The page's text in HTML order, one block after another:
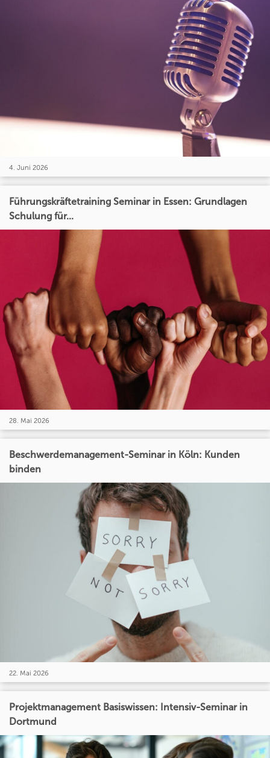
4. Juni 2026
Führungskräftetraining Seminar in Essen: Grundlagen
Schulung für...
28. Mai 2026
Beschwerdemanagement-Seminar in Köln: Kunden
binden
22. Mai 2026
Projektmanagement Basiswissen: Intensiv-Seminar in
Dortmund